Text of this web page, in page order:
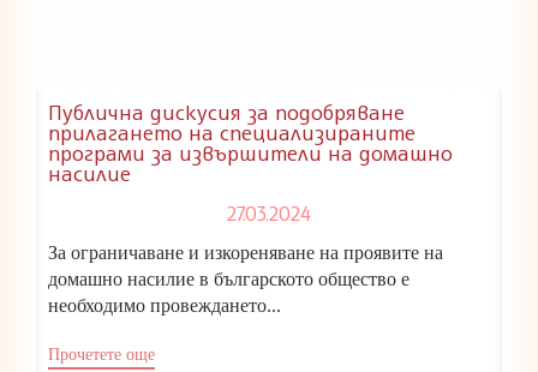
Публична дискусия за подобряване
прилагането на специализираните
програми за извършители на домашно
насилие
27.03.2024
За ограничаване и изкореняване на проявите на
домашно насилие в българското общество е
необходимо провеждането...
Прочетете още